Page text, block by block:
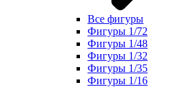
Все фигуры
Фигуры 1/72
Фигуры 1/48
Фигуры 1/32
Фигуры 1/35
Фигуры 1/16